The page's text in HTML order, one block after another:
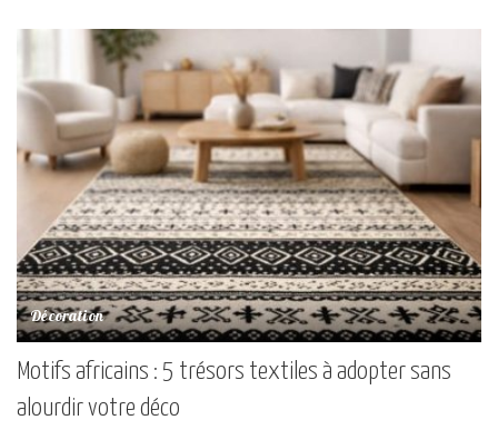
Décoration
Motifs africains : 5 trésors textiles à adopter sans
alourdir votre déco